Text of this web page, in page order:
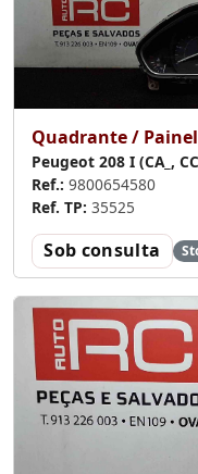
Quadrante /
Peugeot 208 I (CA_,
Ref.: 9800654580
Ref. TP: 35525
Sob consulta